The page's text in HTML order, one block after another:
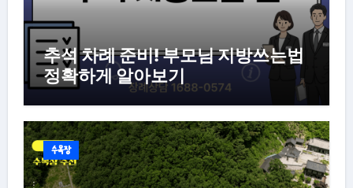
추석 차례 준비! 부모님 지방쓰는법
정확하게 알아보기
수목장